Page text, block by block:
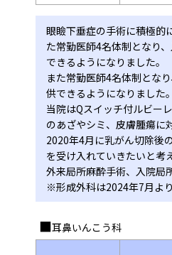
眼瞼下垂症の手術に積極的
た常勤医師4名体制となり
できるようになりました。
また常勤医師4名体制とな
供できるようになりました。
当院はQスイッチ付ルビー
のあざやシミ、皮膚腫瘍に
2020年4月に乳がん切除後
を受け入れていきたいと考
外来局所麻酔手術、入院局
※形成外科は2024年7月よ
耳鼻いんこう科